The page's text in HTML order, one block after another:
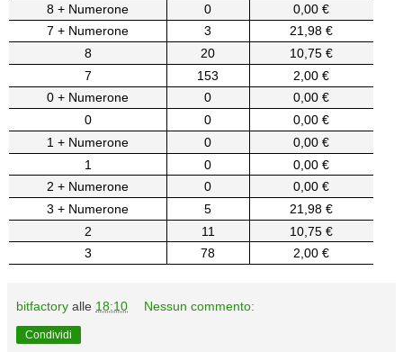
8 + Numerone
0
0,00 €
7 + Numerone
3
21,98 €
8
20
10,75 €
7
153
2,00 €
0 + Numerone
0
0,00 €
0
0
0,00 €
1 + Numerone
0
0,00 €
1
0
0,00 €
2 + Numerone
0
0,00 €
3 + Numerone
5
21,98 €
2
11
10,75 €
3
78 2,00 €
bitfactory alle 18:10 Nessun commento:
Condividi